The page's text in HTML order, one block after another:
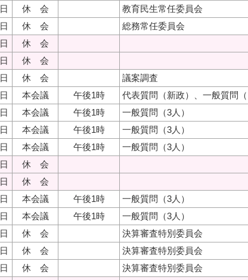
休 会
教育民生常任委員会
休 会
総務常任委員会
休 会
休 会
休 会
議案調査
本会議 午後1時
代表質問（新政）、一般質問（
本会議 午後1時
一般質問（3人）
本会議 午後1時
一般質問（3人）
本会議 午後1時
一般質問（3人）
休 会
休 会
本会議 午後1時
一般質問（3人）
本会議 午後1時
一般質問（3人）
休 会
決算審査特別委員会
休 会
決算審査特別委員会
休 会
決算審査特別委員会